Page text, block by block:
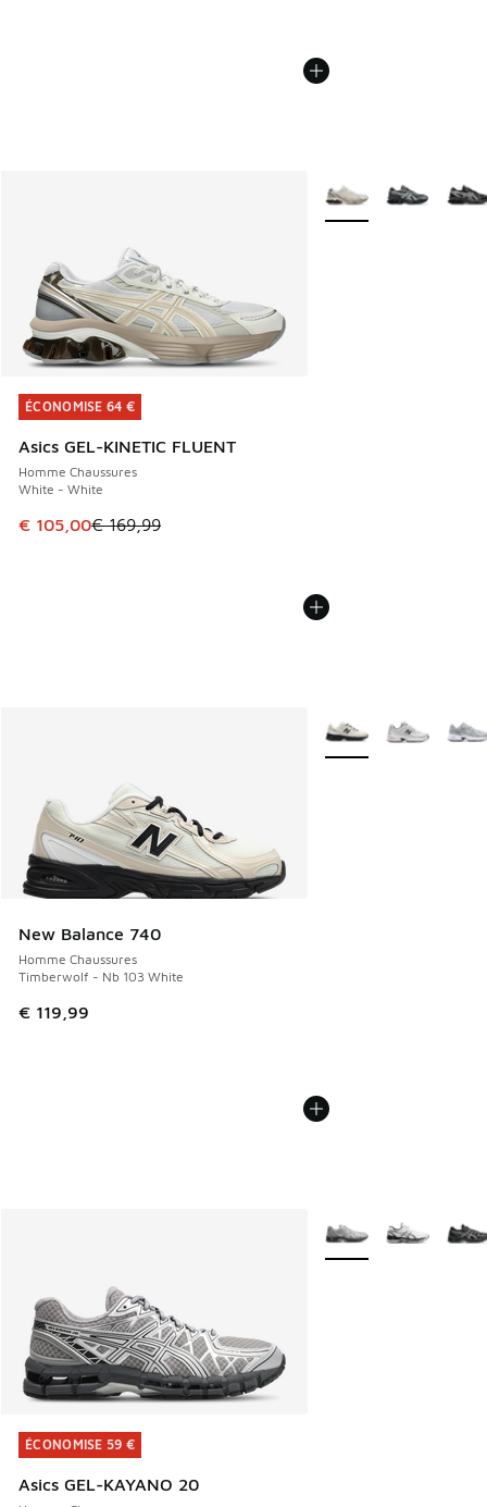
ÉCONOMISE 64 €
Asics GEL-KINETIC FLUENT
Homme Chaussures
White - White
Cet article est en promotion. Prix en baisse de € 169,99 à
€ 105,00€ 169,99
ÉCONOMISE 64 €
Plus de couleurs
New Balance 740
Homme Chaussures
Timberwolf - Nb 103 White
€ 119,99
Plus de couleurs
ÉCONOMISE 59 €
Asics GEL-KAYANO 20
ÉCONOMISE 59 €
Plus de couleurs